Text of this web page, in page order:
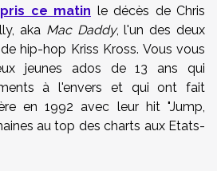
ce matin le décès de Chris
aka Mac Daddy, l'un des deux
hip-hop Kriss Kross. Vous vous
jeunes ados de 13 ans qui
à l'envers et qui ont fait
en 1992 avec leur hit "Jump,
au top des charts aux Etats-